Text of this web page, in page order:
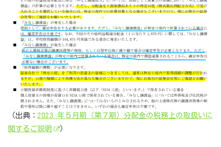
（出典： 2023 年５月期（第７期）分配金の税務上の取扱いに
関するご説明
）